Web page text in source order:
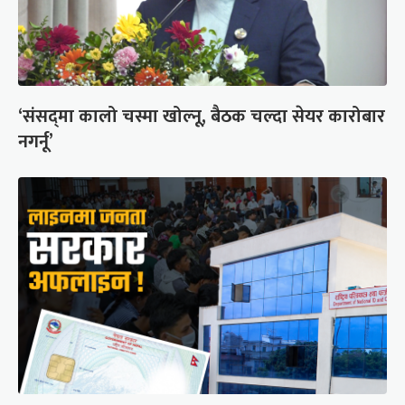
‘संसद्‍मा कालो चस्मा खोल्नू, बैठक चल्दा सेयर कारोबार
नगर्नू’